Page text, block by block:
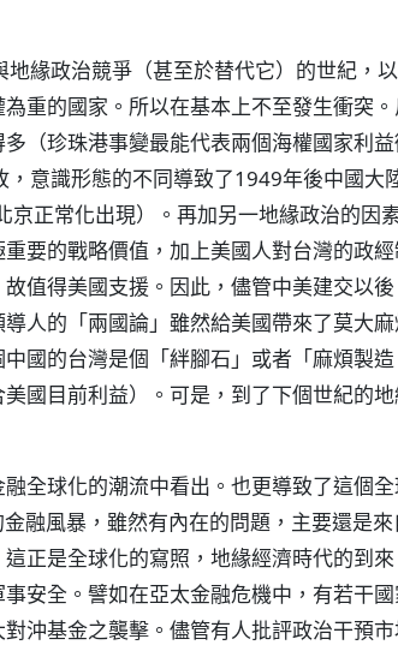
緣政治競爭（甚至於替代它）的世紀，
重的國家。所以在基本上不至發生衝突
（珍珠港事變最能代表兩個海權國家利
意識形態的不同導致了1949年後中國大
正常化出現）。再加另一地緣政治的因
要的戰略價值，加上美國人對台灣的政
值得美國支援。因此，儘管中美建交以
人的「兩國論」雖然給美國帶來了莫大麻
國的台灣是個「絆腳石」或者「麻煩製造
國目前利益）。可是，到了下個世紀的
全球化的潮流中看出。也更導致了這個
融風暴，雖然有內在的問題，主要還是
正是全球化的寫照，地緣經濟時代的到
安全。譬如在亞太金融危機中，有若干
沖基金之襲擊。儘管有人批評政治干預